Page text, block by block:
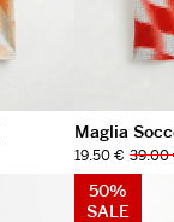
Maglia
19.50 € 39.00
50%
SALE